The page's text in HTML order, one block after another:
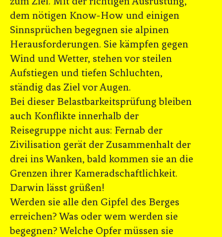
dem nötigen Know-How und einigen
Sinnsprüchen begegnen sie alpinen
Herausforderungen. Sie kämpfen gegen
Wind und Wetter, stehen vor steilen
Aufstiegen und tiefen Schluchten,
ständig das Ziel vor Augen.
Bei dieser Belastbarkeitsprüfung bleiben
auch Konflikte innerhalb der
Reisegruppe nicht aus: Fernab der
Zivilisation gerät der Zusammenhalt der
drei ins Wanken, bald kommen sie an die
Grenzen ihrer Kameradschaftlichkeit.
Darwin lässt grüßen!
Werden sie alle den Gipfel des Berges
erreichen? Was oder wem werden sie
begegnen? Welche Opfer müssen sie